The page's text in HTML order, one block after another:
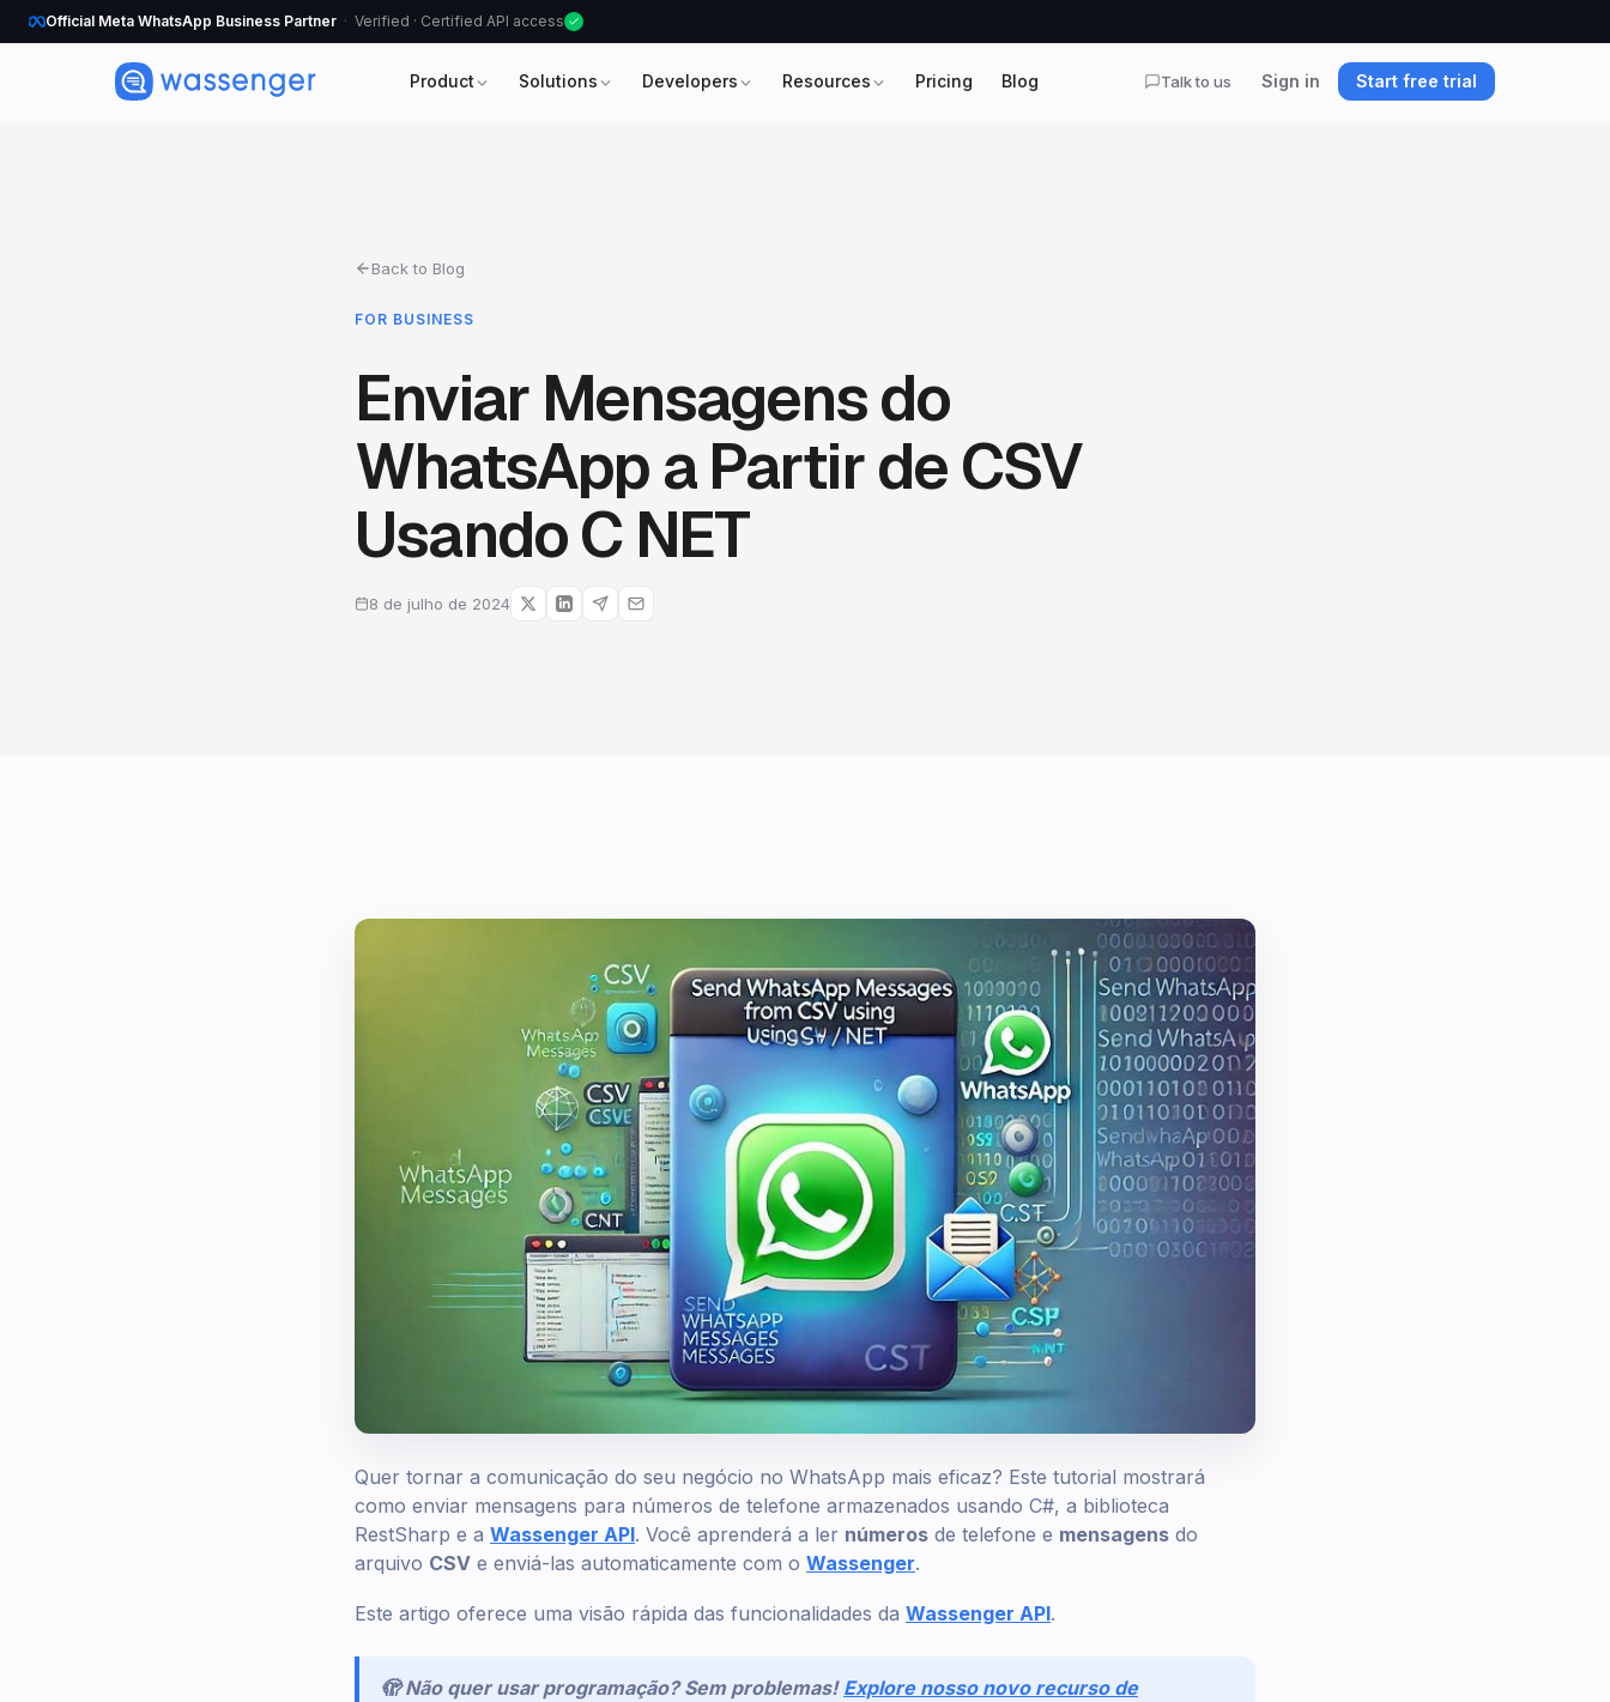
Official Meta WhatsApp Business Partner Verified · Certified API access
Product Solutions Developers Resources Pricing Blog Talk to us Sign in Start free trial
Back to Blog
FOR BUSINESS
Enviar Mensagens do
WhatsApp a Partir de CSV
Usando C NET
8 de julho de 2024
Quer tornar a comunicação do seu negócio no WhatsApp mais eficaz? Este tutorial mostrará
como enviar mensagens para números de telefone armazenados usando C#, a biblioteca
RestSharp e a Wassenger API. Você aprenderá a ler números de telefone e mensagens do
arquivo CSV e enviá-las automaticamente com o Wassenger.
Este artigo oferece uma visão rápida das funcionalidades da Wassenger API.
🫣 Não quer usar programação? Sem problemas! Explore nosso novo recurso de